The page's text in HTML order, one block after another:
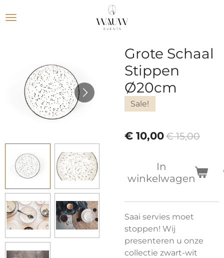
direct
Grote Schaal
Stippen
Ø20cm
Sale!
€ 10,00€ 15,00
In
winkelwagen
Saai servies moet
stoppen! Wij
presenteren u onze
collectie zwart-wit